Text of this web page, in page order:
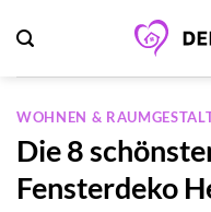
Inhalt
springen
WOHNEN &
Die 8
Fensterdeko